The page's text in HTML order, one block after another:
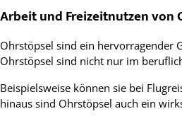
Arbeit und Freizeitnutzen von
Ohrstöpsel sind ein hervorragender
Ohrstöpsel sind nicht nur im
Beispielsweise können sie bei
hinaus sind Ohrstöpsel auch ein